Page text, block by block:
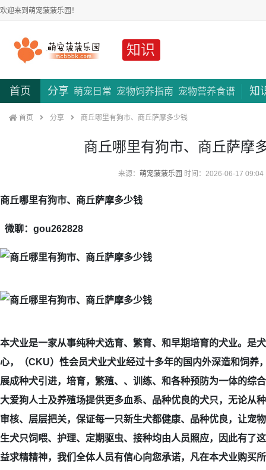
欢迎来到萌宠菠菠乐园！
知识
首页 分享 萌宠日常 宠物饲养指南 宠物营养食谱 知
首页 分享 商丘哪里有狗市、商丘萨摩多少钱
商丘哪里有狗市、商丘萨摩
来源： 萌宠菠菠乐园 时间：2026-06-17 09:04
商丘哪里有狗市、商丘萨摩多少钱
微聊：gou262828
本犬业是一家从事纯种犬选育、繁育、和早期培育的犬业。是
心，（CKU）性会员犬业犬业经过十多年的国内外深造和饲养
展成种犬引进，培育，繁殖、、训练、和各种预防为一体的综
大爱狗人士及养殖场提供更多血系、品种优良的犬只，无论从
审核、层层把关，保证每一只新生犬都健康、品种优良，让宠
生犬只饲喂、护理、定期驱虫、接种均由人员照应，因此有了
益求精精神，我们全体人员有信心向您承诺，凡在本犬业购买